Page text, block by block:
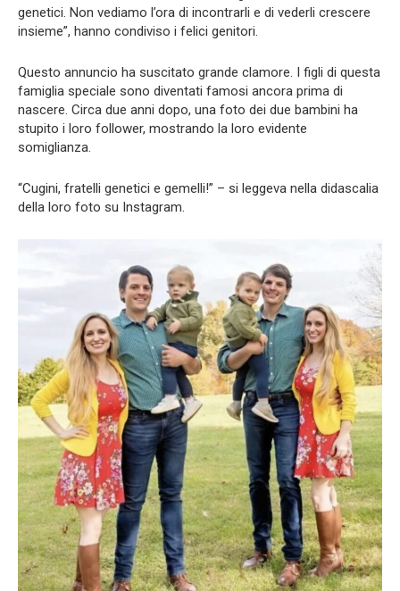
genetici. Non vediamo l’ora di incontrarli e di vederli crescere
insieme”, hanno condiviso i felici genitori.
Questo annuncio ha suscitato grande clamore. I figli di questa
famiglia speciale sono diventati famosi ancora prima di
nascere. Circa due anni dopo, una foto dei due bambini ha
stupito i loro follower, mostrando la loro evidente
somiglianza.
“Cugini, fratelli genetici e gemelli!” – si leggeva nella didascalia
della loro foto su Instagram.